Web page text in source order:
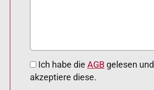
Ich habe die AGB gelesen und
akzeptiere diese.